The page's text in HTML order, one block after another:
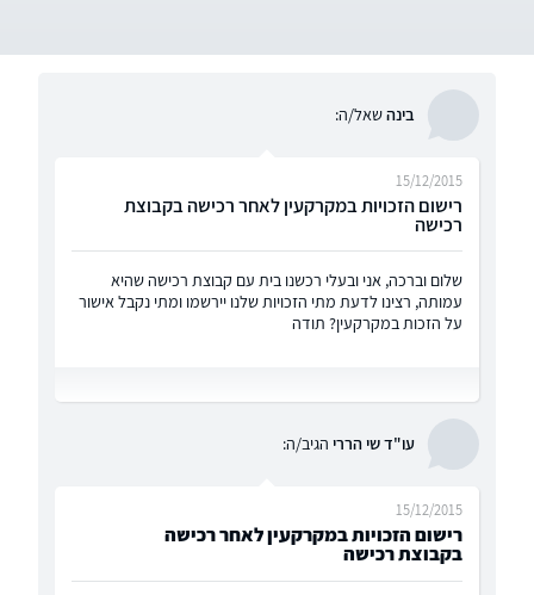
בינהשאל/ה:
רישום הזכויות במקרקעין לאחר רכישה בקבוצת
רכישה
15/12/2015
שלום וברכה, אני ובעלי רכשנו בית עם קבוצת רכישה שהיא
עמותה, רצינו לדעת מתי הזכויות שלנו יירשמו ומתי נקבל אישור
על הזכות במקרקעין? תודה
עו"ד שי הררי הגיב/ה:
רישום הזכויות במקרקעין לאחר רכישה
בקבוצת רכישה
15/12/2015